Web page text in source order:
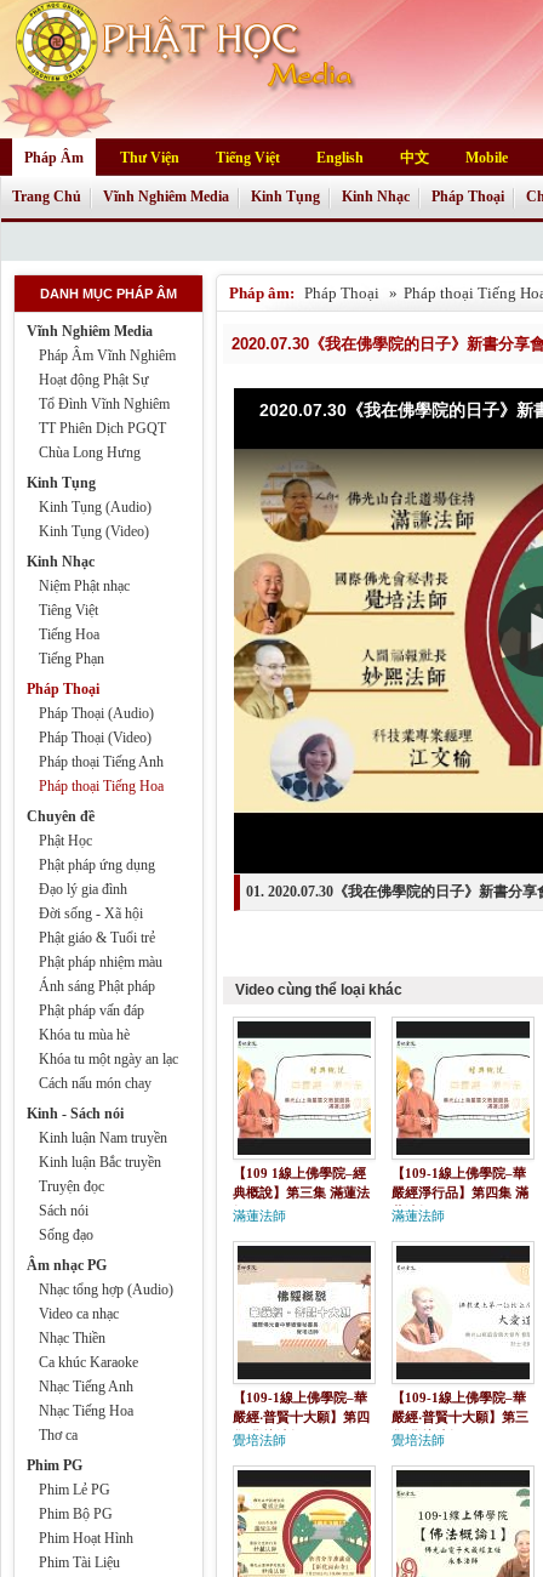
Pháp Âm Thư Viện Tiếng Việt English 中文 Mobile
Trang Chủ Vĩnh Nghiêm Media Kinh Tụng Kinh Nhạc Pháp Thoại
DANH MỤC PHÁP ÂM
Vĩnh Nghiêm Media
Pháp Âm Vĩnh Nghiêm
Hoạt động Phật Sự
Tổ Đình Vĩnh Nghiêm
TT Phiên Dịch PGQT
Chùa Long Hưng
Kinh Tụng
Kinh Tụng (Audio)
Kinh Tụng (Video)
Kinh Nhạc
Niệm Phật nhạc
Tiêng Việt
Tiếng Hoa
Tiếng Phạn
Pháp Thoại
Pháp Thoại (Audio)
Pháp Thoại (Video)
Pháp thoại Tiếng Anh
Pháp thoại Tiếng Hoa
Chuyên đề
Phật Học
Phật pháp ứng dụng
Đạo lý gia đình
Đời sống - Xã hội
Phật giáo & Tuổi trẻ
Phật pháp nhiệm màu
Ánh sáng Phật pháp
Phật pháp vấn đáp
Khóa tu mùa hè
Khóa tu một ngày an lạc
Cách nấu món chay
Kinh - Sách nói
Kinh luận Nam truyền
Kinh luận Bắc truyền
Truyện đọc
Sách nói
Sống đạo
Âm nhạc PG
Nhạc tổng hợp (Audio)
Video ca nhạc
Nhạc Thiền
Ca khúc Karaoke
Nhạc Tiếng Anh
Nhạc Tiếng Hoa
Thơ ca
Phim PG
Phim Lẻ PG
Phim Bộ PG
Phim Hoạt Hình
Phim Tài Liệu
Pháp âm: Pháp Thoại » Pháp thoại Tiếng
2020.07.30《我在佛學院的日子》新書分享
2020.07.30《我在佛學院的日子》新
01. 2020.07.30《我在佛學院的日子》新書分享
Video cùng thể loại khác
【109 1線上佛學院–經
典概說】第三集 滿蓮法
師
滿蓮法師
【109-1線上佛學院–華
嚴經淨行品】第四集 滿
蓮法師
滿蓮法師
【109-1線上佛學院–華
嚴經‧普賢十大願】第四
集 覺培法師
覺培法師
【109-1線上佛學院–華
嚴經‧普賢十大願】第三
集 覺培法師
覺培法師